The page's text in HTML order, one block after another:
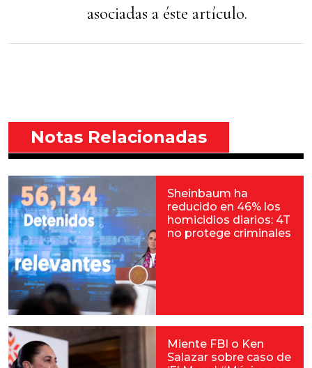
asociadas a éste artículo.
Notas Relacionadas
Sheinbaum ha
reducido en 46% los
homicidios diarios: 4T
no protege criminales
Miente FBI o Ken
Salazar sobre caso de